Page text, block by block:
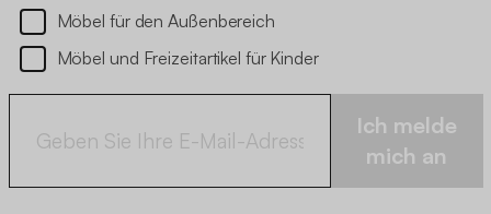
Möbel für den Außenbereich
Möbel und Freizeitartikel für Kinder
Ich melde
mich an